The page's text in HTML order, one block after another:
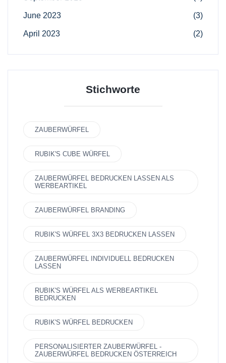
June 2023 (3)
April 2023 (2)
Stichworte
ZAUBERWÜRFEL
RUBIK'S CUBE WÜRFEL
ZAUBERWÜRFEL BEDRUCKEN LASSEN ALS
WERBEARTIKEL
ZAUBERWÜRFEL BRANDING
RUBIK'S WÜRFEL 3X3 BEDRUCKEN LASSEN
ZAUBERWÜRFEL INDIVIDUELL BEDRUCKEN
LASSEN
RUBIK'S WÜRFEL ALS WERBEARTIKEL
BEDRUCKEN
RUBIK'S WÜRFEL BEDRUCKEN
PERSONALISIERTER ZAUBERWÜRFEL -
ZAUBERWÜRFEL BEDRUCKEN ÖSTERREICH